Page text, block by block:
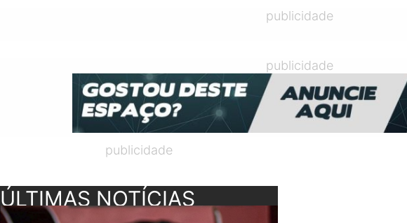
publicidade
publicidade
publicidade
ÚLTIMAS NOTÍCIAS